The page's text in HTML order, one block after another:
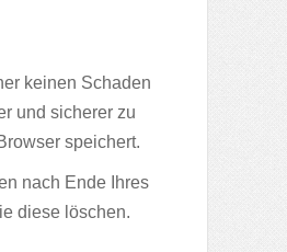
keinen Schaden
und sicherer zu
speichert.
nach Ende Ihres
diese löschen.